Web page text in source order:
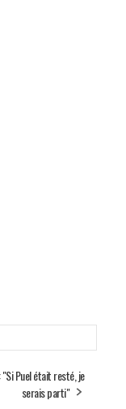
Puel était resté, je
serais parti"